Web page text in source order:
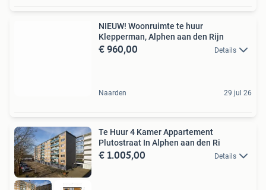
NIEUW! Woonruimte te huur
Klepperman, Alphen aan den Rijn
€ 960,00 Details
Naarden 29 jul 26
Te Huur 4 Kamer Appartement
Plutostraat In Alphen aan den Ri
€ 1.005,00 Details